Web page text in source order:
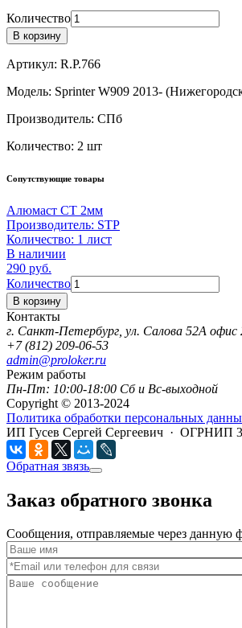
Количество
В корзину
Артикул: R.P.766
Модель: Sprinter W909 2013-
Производитель: СПб
Количество: 2 шт
Сопутствующие товары
Алюмаст СТ 2мм
Производитель: STP
Количество: 1 лист
В наличии
290 руб.
Количество
В корзину
Контакты
г. Санкт-Петербург, ул. Салова 52А офис
+7 (812) 209-06-53
admin@proloker.ru
Режим работы
Пн-Пт: 10:00-18:00 Сб и Вс-выходной
Copyright © 2013-2024
Политика обработки персональных
ИП Гусев Сергей Сергеевич · ОГРНИП
Обратная звязь
Заказ обратного звонка
Сообщения, отправляемые через данную